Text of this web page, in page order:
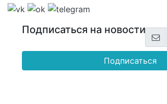
Подписаться на новости
Подписаться